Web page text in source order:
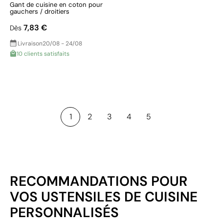
Gant de cuisine en coton pour
gauchers / droitiers
Dès 7,83 €
Livraison20/08 - 24/08
10 clients satisfaits
1 2 3 4 5
RECOMMANDATIONS POUR
VOS USTENSILES DE CUISINE
PERSONNALISÉS